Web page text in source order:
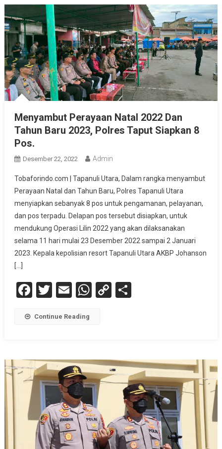
Menyambut Perayaan Natal 2022 Dan
Tahun Baru 2023, Polres Taput Siapkan 8
Pos.
Desember 22, 2022 Admin
Tobaforindo.com | Tapanuli Utara, Dalam rangka menyambut
Perayaan Natal dan Tahun Baru, Polres Tapanuli Utara
menyiapkan sebanyak 8 pos untuk pengamanan, pelayanan,
dan pos terpadu. Delapan pos tersebut disiapkan, untuk
mendukung Operasi Lilin 2022 yang akan dilaksanakan
selama 11 hari mulai 23 Desember 2022 sampai 2 Januari
2023. Kepala kepolisian resort Tapanuli Utara AKBP Johanson
[…]
Facebook
Twitter
EmailWhatsApp
CopyShare
Continue Reading